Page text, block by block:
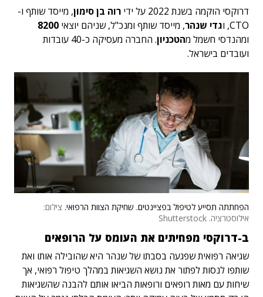
דרוקסי הוקמה בשנת 2022 על ידי
רוה בן סימון, מייסד שותף ו-
CTO, ו גדי שנהר, מייסד שותף ומנכ"ל, שניהם יוצאי 8200
ומהנדסי חשמל מהטכניון
. החברה מעסיקה כ-40 עובדות
ועובדים בישראל.
הפחתתה תסייע לטיפול בפציינטים. שחיקת הצוות הרפואי. צילום:
אילוסטרציה. Shutterstock
ב-דרוקסי מפחיתים את העומס על הרופאים
שגיאה רפואית שפגעה בסבתו של שנהר היא שהובילה אותו ואת
שותפו לנסות לפתור את נושא השגיאות במהלך טיפול רפואי, אך
שיחות עם מאות רופאים ורופאות הביאו אותם להבנה שהשגיאות